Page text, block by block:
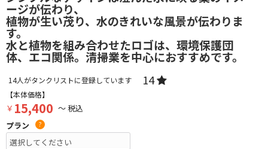
ージが伝わり、
植物が生い茂り、水のきれいな風景が伝わりま
す。
水と植物を組み合わせたロゴは、環境保護団
体、エコ関係。清掃業を中心におすすめです。
14人がタンクリストに登録しています 14
【本体価格】
￥ 15,400 ～ 税込
プラン
?